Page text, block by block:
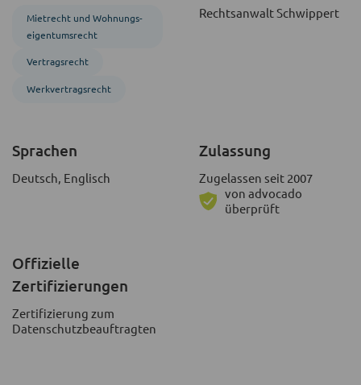
Mietrecht und Wohnungs­
eigentumsrecht
Vertragsrecht
Werk­vertrags­recht
Rechtsanwalt Schwippert
Sprachen
Deutsch, Englisch
Zulassung
Zugelassen seit 2007
von advocado
überprüft
Offizielle
Zertifizierungen
Zertifizierung zum
Datenschutzbeauftragten